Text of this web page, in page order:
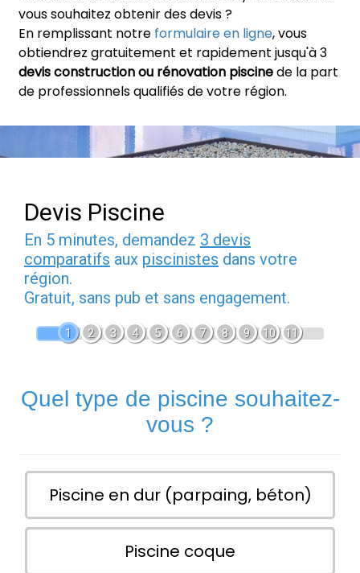
vous souhaitez obtenir des devis ?
En remplissant notre formulaire en ligne, vous
obtiendrez gratuitement et rapidement jusqu'à 3
devis construction ou rénovation piscinede la part
de professionnels qualifiés de votre région.
Devis Piscine
En 5 minutes, demandez 3 devis
comparatifs aux piscinistes dans votre
région.
Gratuit, sans pub et sans engagement.
1 2 3 4 5 6 7 8 9 10 11
Quel type de piscine souhaitez-
vous ?
Piscine en dur (parpaing, béton)
Piscine coque